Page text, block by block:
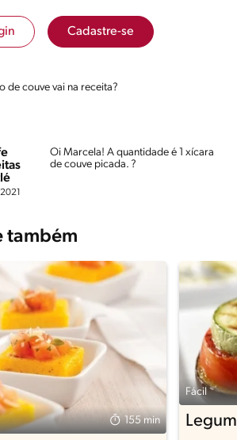
Cadastre-se
de couve vai na receita?
Oi Marcela! A quantidade é 1 xícara
de couve picada. ?
também
155 min
Fácil